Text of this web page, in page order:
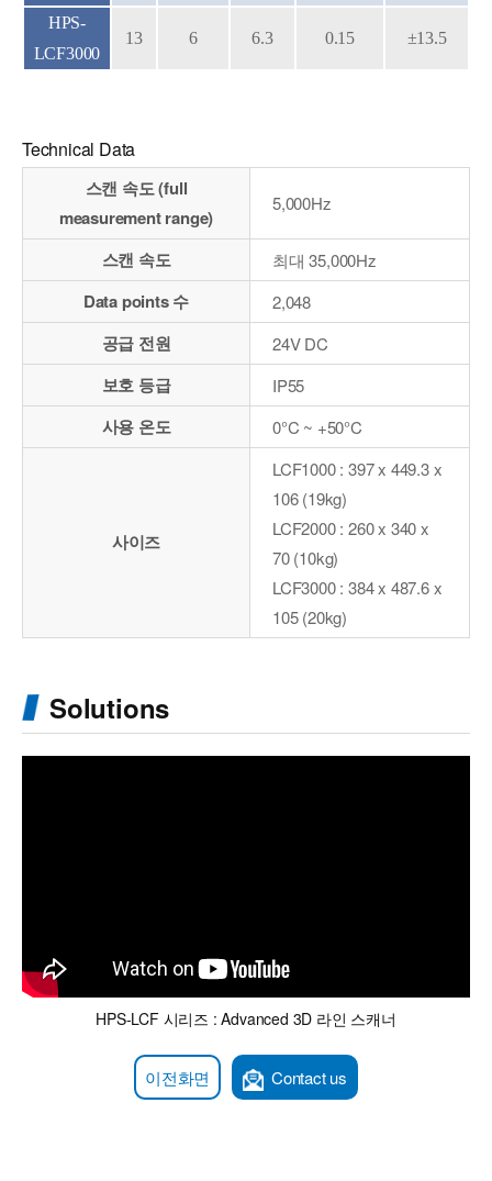
HPS-
LCF3000
13 6 6.3 0.15 ±13.5
Technical Data
스캔 속도 (full
measurement range)
5,000Hz
스캔 속도 최대 35,000Hz
Data points 수 2,048
공급 전원 24V DC
보호 등급 IP55
사용 온도 0°C ~ +50°C
사이즈
LCF1000 : 397 x 449.3 x
106 (19kg)
LCF2000 : 260 x 340 x
70 (10kg)
LCF3000 : 384 x 487.6 x
105 (20kg)
Solutions
HPS-LCF 시리즈 : Advanced 3D 라인 스캐너
이전화면 Contact us